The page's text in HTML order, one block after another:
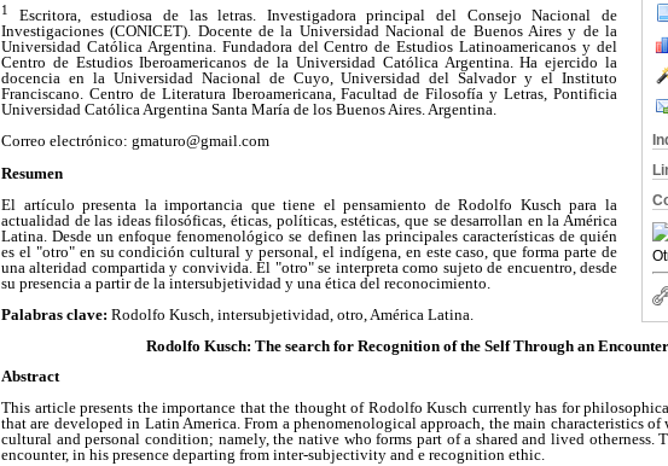
1
Escritora, estudiosa de las letras. Investigadora principal del Consejo Nacional de
Investigaciones (CONICET). Docente de la Universidad Nacional de Buenos Aires y de la
Universidad Católica Argentina. Fundadora del Centro de Estudios Latinoamericanos y del
Centro de Estudios Iberoamericanos de la Universidad Católica Argentina. Ha ejercido la
docencia en la Universidad Nacional de Cuyo, Universidad del Salvador y el Instituto
Franciscano. Centro de Literatura Iberoamericana, Facultad de Filosofía y Letras, Pontificia
Universidad Católica Argentina Santa María de los Buenos Aires. Argentina.
Correo electrónico: gmaturo@gmail.com
Resumen
El artículo presenta la importancia que tiene el pensamiento de Rodolfo Kusch para la
actualidad de las ideas filosóficas, éticas, políticas, estéticas, que se desarrollan en la América
Latina. Desde un enfoque fenomenológico se definen las principales características de quién
es el "otro" en su condición cultural y personal, el indígena, en este caso, que forma parte de
una alteridad compartida y convivida. El "otro" se interpreta como sujeto de encuentro, desde
su presencia a partir de la intersubjetividad y una ética del reconocimiento.
Palabras clave: Rodolfo Kusch, intersubjetividad, otro, América Latina.
Rodolfo Kusch: The search for Recognition of the Self Through an
Abstract
This article presents the importance that the thought of Rodolfo Kusch currently has for
that are developed in Latin America. From a phenomenological approach, the main characteristics of
cultural and personal condition; namely, the native who forms part of a shared and lived otherness.
encounter, in his presence departing from inter-subjectivity and e recognition ethic.